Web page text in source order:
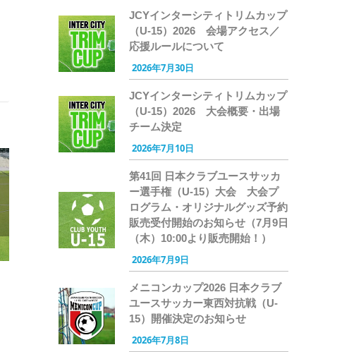
JCYインターシティトリムカップ
（U-15）2026 会場アクセス／
応援ルールについて
2026年7月30日
JCYインターシティトリムカップ
（U-15）2026 大会概要・出場
チーム決定
2026年7月10日
第41回 日本クラブユースサッカ
ー選手権（U-15）大会 大会プ
ログラム・オリジナルグッズ予約
販売受付開始のお知らせ（7月9日
（木）10:00より販売開始！）
2026年7月9日
メニコンカップ2026 日本クラブ
ユースサッカー東西対抗戦（U-
15）開催決定のお知らせ
2026年7月8日